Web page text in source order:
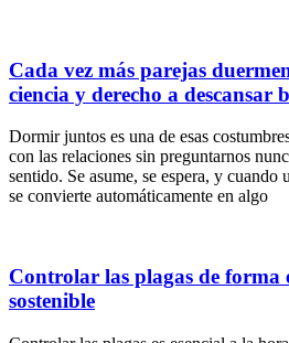
Cada vez más parejas
ciencia y derecho a descansar
Dormir juntos es una de esas
con las relaciones sin preguntarnos
sentido. Se asume, se espera, y cuando
se convierte automáticamente en algo
Controlar las plagas de forma
sostenible